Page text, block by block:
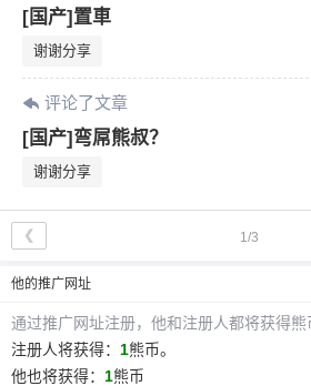
[国产]置車
谢谢分享
评论了文章
[国产]弯屌熊叔？
谢谢分享
1/3
❮
他的推广网址
通过推广网址注册， 他和注册人都将获得熊
注册人将获得： 1熊币。
他也将获得： 1熊币